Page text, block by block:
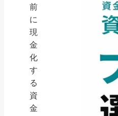
前
に
現
金
化
す
る
資
金